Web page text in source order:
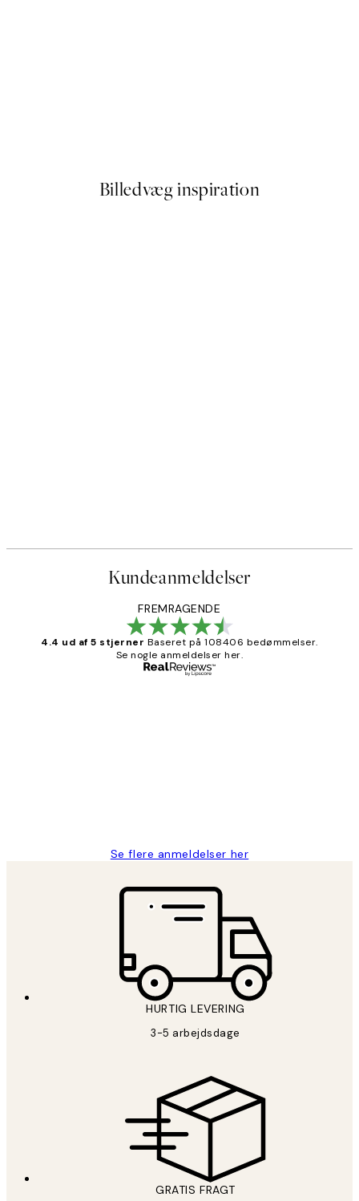
Billedvæg inspiration
Kundeanmeldelser
FREMRAGENDE
4.4 ud af 5 stjerner Baseret på 108406 bedømmelser.
Se nogle anmeldelser her.
Se flere anmeldelser her
HURTIG LEVERING
3-5 arbejdsdage
GRATIS FRAGT